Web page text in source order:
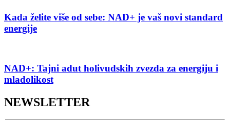
Kada želite više od sebe: NAD+ je vaš novi standard
energije
NAD+: Tajni adut holivudskih zvezda za energiju i
mladolikost
NEWSLETTER